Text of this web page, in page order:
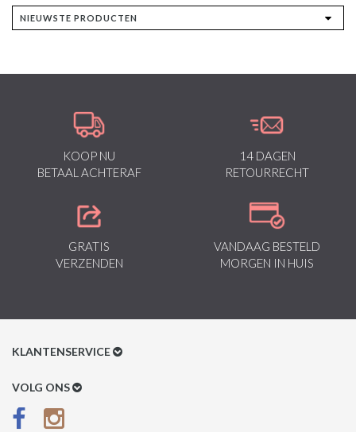
KOOP NU
BETAAL ACHTERAF
14 DAGEN
RETOURRECHT
GRATIS
VERZENDEN
VANDAAG BESTELD
MORGEN IN HUIS
KLANTENSERVICE
Klantenservice
Betaalmethoden
VOLG ONS